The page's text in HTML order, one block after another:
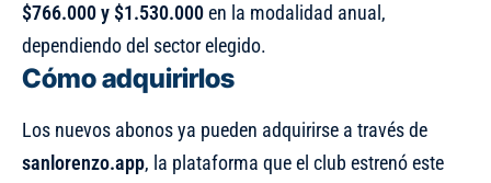
$766.000 y $1.530.000en la modalidad anual,
dependiendo del sector elegido.
Cómo adquirirlos
Los nuevos abonos ya pueden adquirirse a través de
sanlorenzo.app, la plataforma que el club estrenó este